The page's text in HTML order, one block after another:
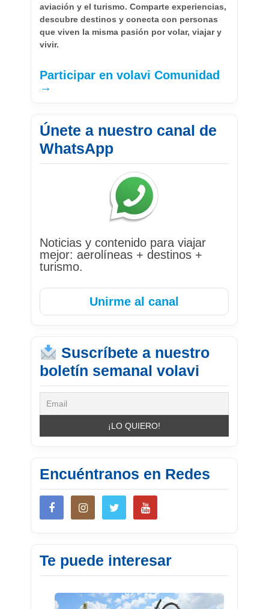
aviación y el turismo. Comparte experiencias,
descubre destinos y conecta con personas
que viven la misma pasión por volar, viajar y
vivir.
Participar en volavi Comunidad
→
Únete a nuestro canal de
WhatsApp
Noticias y contenido para viajar
mejor: aerolíneas + destinos +
turismo.
Unirme al canal
Suscríbete a nuestro
boletín semanal volavi
Encuéntranos en Redes
Te puede interesar